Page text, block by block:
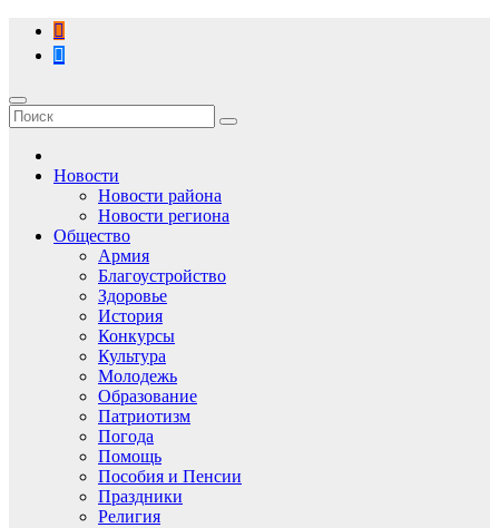
Перейти
содержимому
Новости
Новости района
Новости региона
Общество
Армия
Благоустройство
Здоровье
История
Конкурсы
Культура
Молодежь
Образование
Патриотизм
Погода
Помощь
Пособия и Пенсии
Праздники
Религия